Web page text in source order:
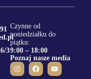
3
Poznaj nasze media
Czynne od
poniedziałku do
piątku:
9:00 – 18:00